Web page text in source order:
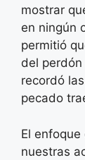
mostrar
en ningún
permitió
del
recordó
pecado
El
nuestras